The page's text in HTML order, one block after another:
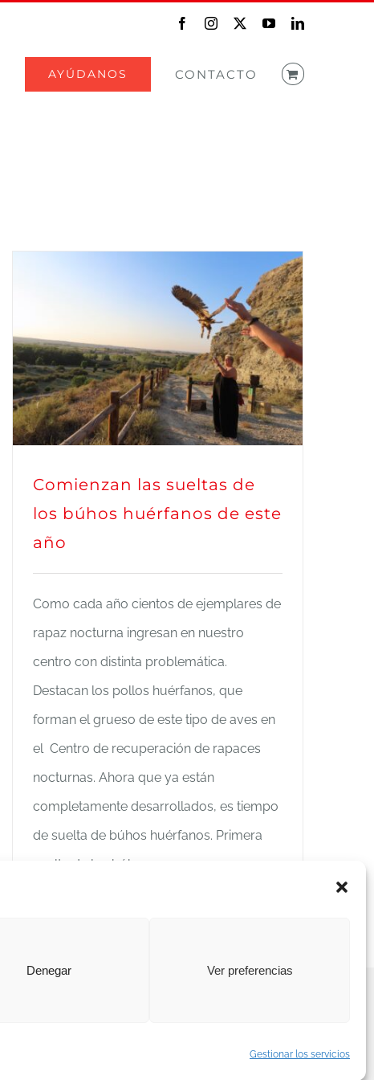
Gestionar los servicios
Denegar Ver preferencias
FacebookInstagram YouTubeLinkedIn
AYÚDANOS CONTACTO
Comienzan las sueltas de
los búhos huérfanos de
este año
Comienzan las sueltas de
los búhos huérfanos de este
año
Como cada año cientos de ejemplares de
rapaz nocturna ingresan en nuestro
centro con distinta problemática.
Destacan los pollos huérfanos, que
forman el grueso de este tipo de aves en
el Centro de recuperación de rapaces
nocturnas. Ahora que ya están
completamente desarrollados, es tiempo
de suelta de búhos huérfanos. Primera
suelta de los búhos